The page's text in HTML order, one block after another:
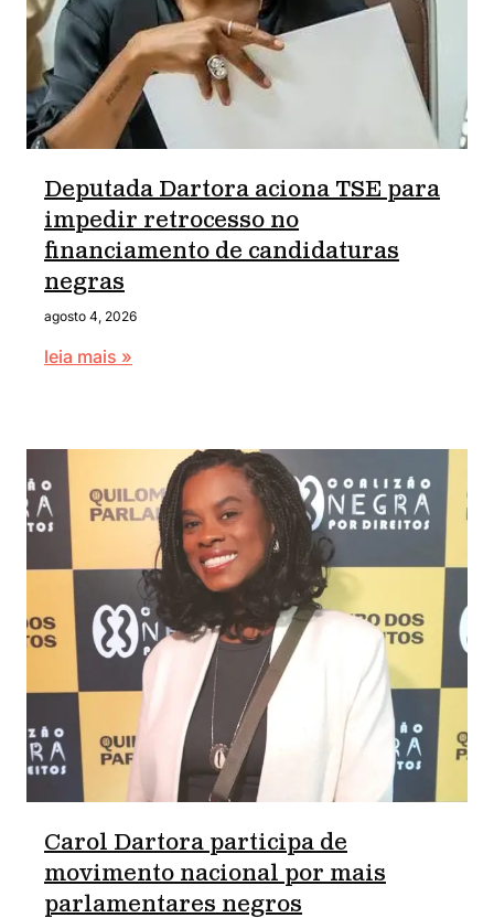
Deputada Dartora aciona TSE para
impedir retrocesso no
financiamento de candidaturas
negras
agosto 4, 2026
leia mais »
Carol Dartora participa de
movimento nacional por mais
parlamentares negros